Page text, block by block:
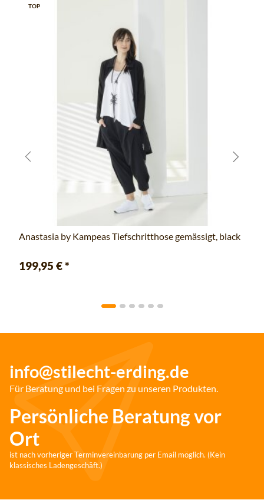
TOP
Anastasia by Kampeas Tiefschritthose gemässigt, black
199,95 €*
info@stilecht-erding.de
Für Beratung und bei Fragen zu unseren Produkten.
Persönliche Beratung vor
Ort
ist nach vorheriger Terminvereinbarung per Email möglich. (Kein
klassisches Ladengeschäft.)